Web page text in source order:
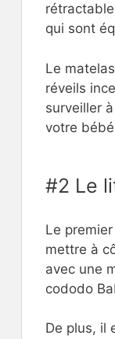
qui sont
Le
réveils
surveiller
votre
#2 Le
Le
mettre à
avec une
cododo
De plus, il